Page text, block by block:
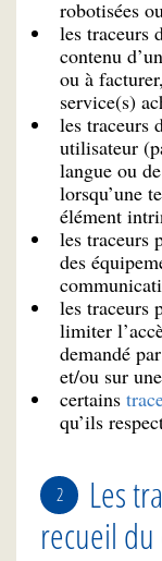
robotisées
les traceurs
contenu
ou à
service(s)
les traceurs
utilisateur
langue ou
lorsqu’une
élément
les traceurs
des
les traceurs
limiter
demandé
et/ou sur
certains
qu’ils
Les
recueil